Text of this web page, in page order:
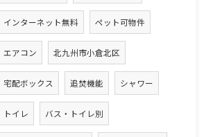
インターネット無料 ペット可物件
エアコン 北九州市小倉北区
宅配ボックス 追焚機能 シャワー
トイレ バス・トイレ別